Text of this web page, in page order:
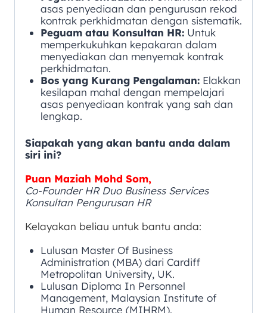
asas penyediaan dan pengurusan rekod
kontrak perkhidmatan dengan sistematik.
Peguam atau Konsultan HR:Untuk
memperkukuhkan kepakaran dalam
menyediakan dan menyemak kontrak
perkhidmatan.
Bos yang Kurang Pengalaman: Elakkan
kesilapan mahal dengan mempelajari
asas penyediaan kontrak yang sah dan
lengkap.
Siapakah yang akan bantu anda dalam
siri ini?
Puan Maziah Mohd Som,
Co-Founder HR Duo Business Services
Konsultan Pengurusan HR
Kelayakan beliau untuk bantu anda:
Lulusan Master Of Business
Administration (MBA) dari Cardiff
Metropolitan University, UK.
Lulusan Diploma In Personnel
Management, Malaysian Institute of
Human Resource (MIHRM).